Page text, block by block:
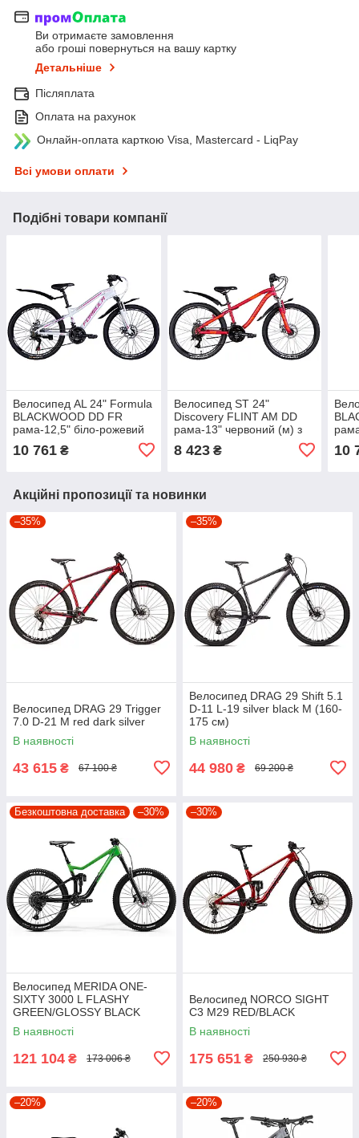
Ви отримаєте замовлення
або гроші повернуться на вашу картку
Детальніше
Післяплата
Оплата на рахунок
Онлайн-оплата карткою Visa, Mastercard - LiqPay
Всі умови оплати
Подібні товари компанії
Велосипед AL 24" Formula
BLACKWOOD DD FR
рама-12,5" біло-рожевий
10 761 ₴
Велосипед ST 24"
Discovery FLINT AM DD
рама-13" червоний (м) з
8 423₴ 10
Акційні пропозиції та новинки
–35%
Велосипед DRAG 29 Trigger
7.0 D-21 M red dark silver
В наявності
43 615 ₴ 67 100 ₴
–35%
Велосипед DRAG 29 Shift 5.1
D-11 L-19 silver black M (160-
175 см)
В наявності
44 980 ₴ 69 200 ₴
Безкоштовна доставка –30%
Велосипед MERIDA ONE-
SIXTY 3000 L FLASHY
GREEN/GLOSSY BLACK
В наявності
121 104 ₴ 173 006 ₴
–30%
Велосипед NORCO SIGHT
C3 M29 RED/BLACK
В наявності
175 651 ₴ 250 930 ₴
–20% –20%